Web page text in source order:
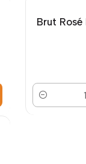
Brut Rosé
Cantidad